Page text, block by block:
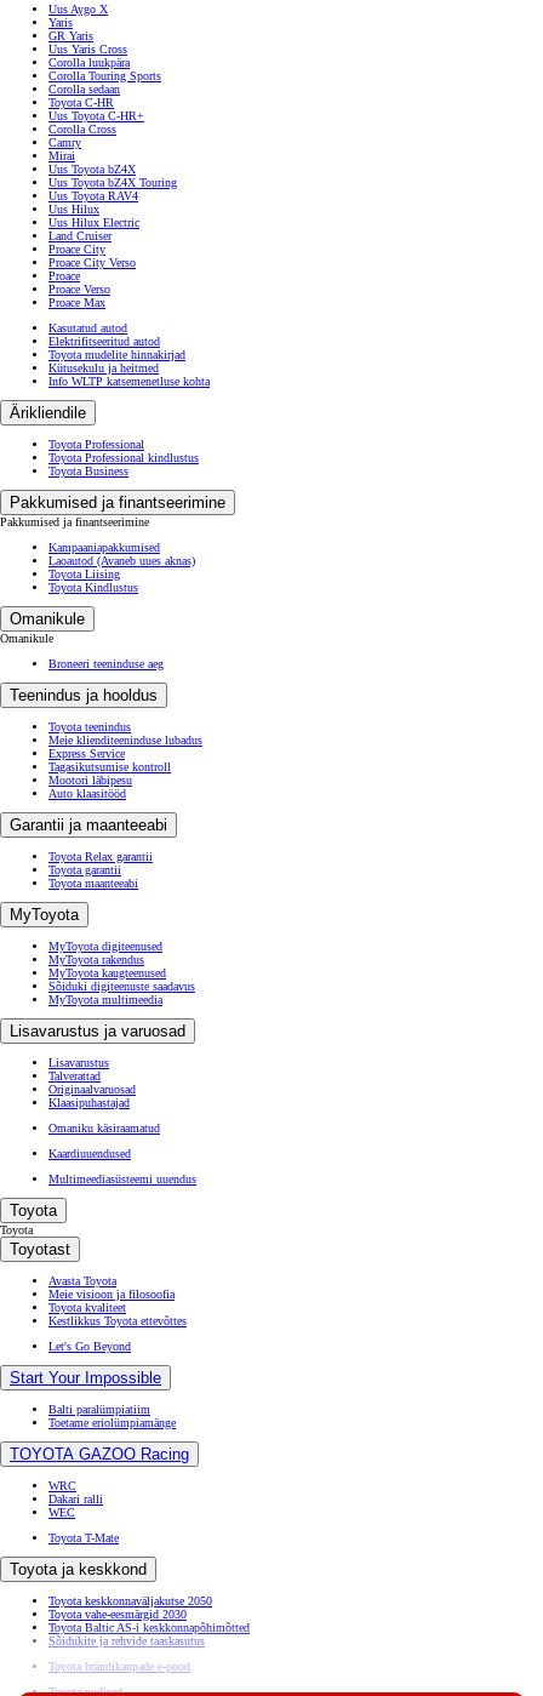
Uus Aygo X
Yaris
GR Yaris
Uus Yaris Cross
Corolla luukpära
Corolla Touring Sports
Corolla sedaan
Toyota C-HR
Uus Toyota C-HR+
Corolla Cross
Camry
Mirai
Uus Toyota bZ4X
Uus Toyota bZ4X Touring
Uus Toyota RAV4
Uus Hilux
Uus Hilux Electric
Land Cruiser
Proace City
Proace City Verso
Proace
Proace Verso
Proace Max
Kasutatud autod
Elektrifitseeritud autod
Toyota mudelite hinnakirjad
Kütusekulu ja heitmed
Info WLTP katsemenetluse kohta
Ärikliendile
Toyota Professional
Toyota Professional kindlustus
Toyota Business
Pakkumised ja finantseerimine
Pakkumised ja finantseerimine
Kampaaniapakkumised
Laoautod (Avaneb uues aknas)
Toyota Liising
Toyota Kindlustus
Omanikule
Omanikule
Broneeri teeninduse aeg
Teenindus ja hooldus
Toyota teenindus
Meie klienditeeninduse lubadus
Express Service
Tagasikutsumise kontroll
Mootori läbipesu
Auto klaasitööd
Garantii ja maanteeabi
Toyota Relax garantii
Toyota garantii
Toyota maanteeabi
MyToyota
MyToyota digiteenused
MyToyota rakendus
MyToyota kaugteenused
Sõiduki digiteenuste saadavus
MyToyota multimeedia
Lisavarustus ja varuosad
Lisavarustus
Talverattad
Originaalvaruosad
Klaasipuhastajad
Omaniku käsiraamatud
Kaardiuuendused
Multimeediasüsteemi uuendus
Toyota
Toyota
Toyotast
Avasta Toyota
Meie visioon ja filosoofia
Toyota kvaliteet
Kestlikkus Toyota ettevõttes
Let's Go Beyond
Start Your Impossible
Balti paralümpiatiim
Toetame eriolümpiamänge
TOYOTA GAZOO Racing
WRC
Dakari ralli
WEC
Toyota T-Mate
Toyota ja keskkond
Toyota keskkonnaväljakutse 2050
Toyota vahe-eesmärgid 2030
Toyota Baltic AS-i keskkonnapõhimõtted
Sõidukite ja rehvide taaskasutus
Toyota brändikaupade e-pood
Toyota uudised